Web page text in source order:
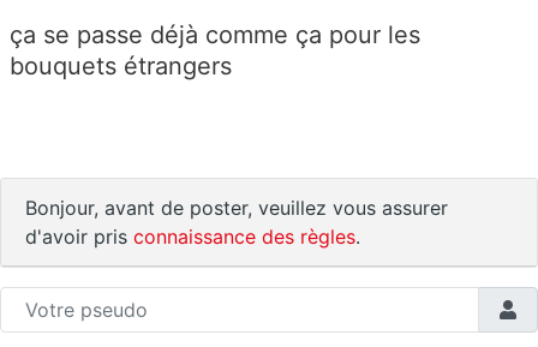
ça se passe déjà comme ça pour les
bouquets étrangers
Bonjour, avant de poster, veuillez vous assurer
d'avoir pris connaissance des règles.